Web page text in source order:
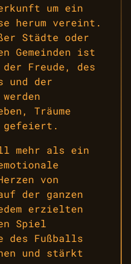
um ein
herum vereint.
Städte oder
Gemeinden ist
Freude, des
und der
Träume
gefeiert.
mehr als ein
von
der ganzen
erzielten
Spiel
Fußballs
und stärkt